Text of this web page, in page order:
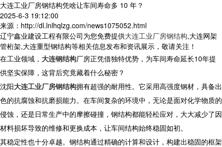
大连工业厂房钢结构凭啥让车间寿命多 10 年？
2025-6-3 19:12:00
来源：http://dl.lnlhqlzg.com/news1075052.html
辽宁鑫业建设工程有限公司为您免费提供大连工业厂房钢结构,大连网架
管桁架,大连重型钢结构等相关信息发布和资讯展示，敬请关注！
在工业领域， 大连钢结构厂房正凭借独特优势，为车间寿命延长10年提
供坚实保障，这背后究竟藏着什么秘密？
沈阳大连工业厂房钢结构拥有超强的耐用性。它采用高强度钢材，具备出
色的抗腐蚀和抗磨损能力。在车间复杂的环境中，无论是面对化学物质的
侵蚀，还是日常生产中的摩擦碰撞，钢结构都能轻松应对，大大减少了因
材料损坏导致的维修和更换成本，让车间结构始终稳固如初。
其稳定性也十分卓越。钢结构通过精确的计算和设计，构建出稳固的框架